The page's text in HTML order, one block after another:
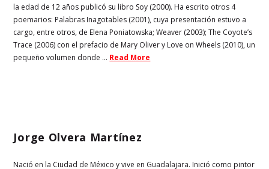
la edad de 12 años publicó su libro Soy (2000). Ha escrito otros 4
poemarios: Palabras Inagotables (2001), cuya presentación estuvo a
cargo, entre otros, de Elena Poniatowska; Weaver (2003); The Coyote’s
Trace (2006) con el prefacio de Mary Oliver y Love on Wheels (2010), un
pequeño volumen donde ... Read More
Jorge Olvera Martínez
Nació en la Ciudad de México y vive en Guadalajara. Inició como pintor